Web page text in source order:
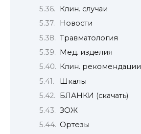
Клин. случаи
Новости
Травматология
Мед. изделия
Клин. рекомендации
Шкалы
БЛАНКИ (скачать)
ЗОЖ
Ортезы